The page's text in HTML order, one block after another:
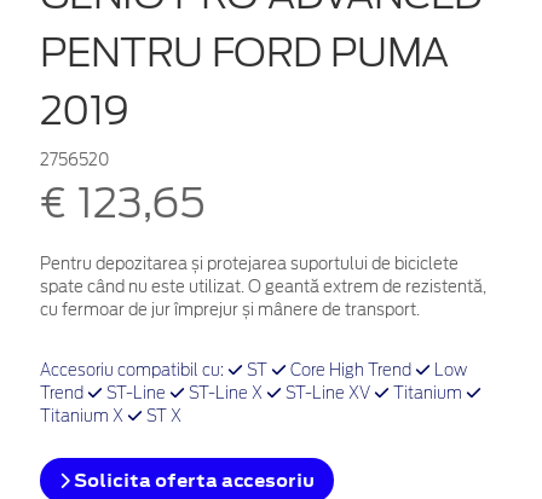
PENTRU FORD PUMA
2019
2756520
€ 123,65
Pentru depozitarea și protejarea suportului de biciclete
spate când nu este utilizat. O geantă extrem de rezistentă,
cu fermoar de jur împrejur și mânere de transport.
Accesoriu compatibil cu: ST Core High Trend
Low
Trend
ST-Line ST-Line X ST-Line XV
Titanium
Titanium X
ST X
Solicita oferta accesoriu